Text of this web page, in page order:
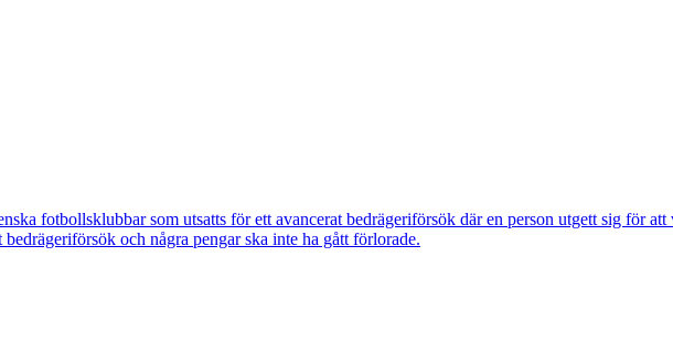
fotbollsklubbar som utsatts för ett avancerat bedrägeriförsök där en person utgett sig för
och några pengar ska inte ha gått förlorade.